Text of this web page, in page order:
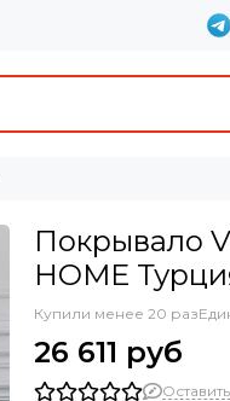
Покрывало
HOME
Купили менее 20 раз
26 611 руб